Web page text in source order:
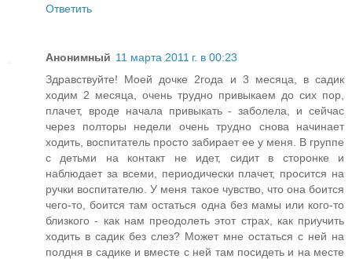
Ответить
Анонимный 11 марта 2011 г. в 00:23
Здравствуйте! Моей дочке 2года и 3 месяца, в садик
ходим 2 месяца, очень трудно привыкаем до сих пор,
плачет, вроде начала привыкать - заболела, и сейчас
через полторы недели очень трудно снова начинает
ходить, воспитатель просто забирает ее у меня. В группе
с детьми на контакт не идет, сидит в сторонке и
наблюдает за всеми, периодически плачет, просится на
ручки воспитателю. У меня такое чувство, что она боится
чего-то, боится там остаться одна без мамы или кого-то
близкого - как нам преодолеть этот страх, как приучить
ходить в садик без слез? Может мне остаться с ней на
полдня в садике и вместе с ней там посидеть и на месте